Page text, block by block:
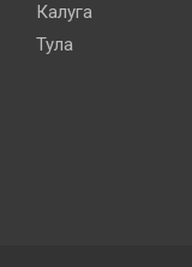
Калуга
Тула